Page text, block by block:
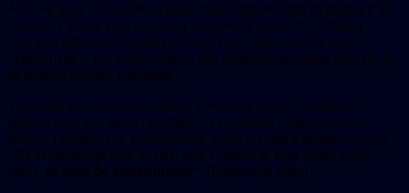
Aš nesu gera. Arba nebesu gera. Man nusibodo būti trypiamai ir aš
neatėjau į Seimą kam nors kojų ar laiptinių plauti. Ir problemų
savyje neieškosiu. Problemos tuose, kurie mane siunčia dirbti,
nematydami ir net nesuvokdami, kad sunkiausias darbas mąstyti. Ir
tai pirmoji politiko priedermė.
Tad dabar jau visai atvirai kalsiu kiekvieną dieną, bandydama
grąžinti tuos, kas girdi, į politikos , t.y. moralės samprotavimų,
laukus. Į laukus, kur, perfrazuojant mano mylimą Emanuel Leviną
„Aš neegzistuoju kaip dvasia, kaip šypsena ar kaip vėjas, kuris
pučia, aš nesu be atsakomybės“ . [Patamsinta mano]